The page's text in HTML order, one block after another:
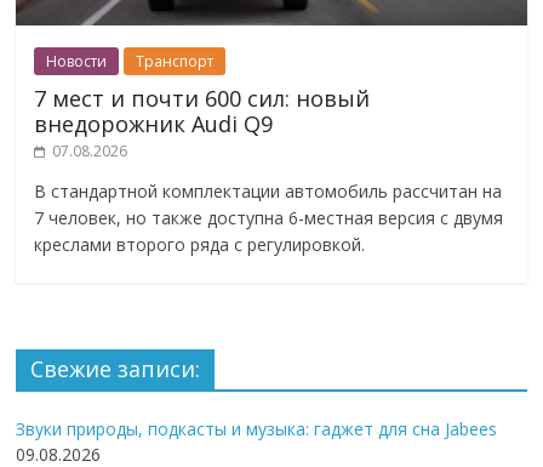
Новости Транспорт
7 мест и почти 600 сил: новый
внедорожник Audi Q9
07.08.2026
В стандартной комплектации автомобиль рассчитан на
7 человек, но также доступна 6-местная версия с двумя
креслами второго ряда с регулировкой.
Свежие записи:
Звуки природы, подкасты и музыка: гаджет для сна Jabees
09.08.2026